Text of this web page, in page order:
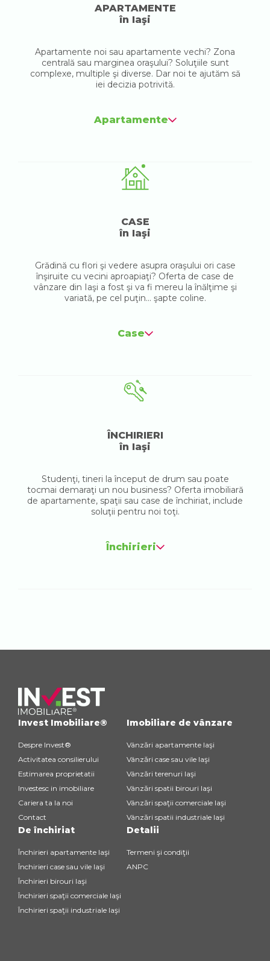
APARTAMENTE
în Iaşi
Apartamente noi sau apartamente vechi? Zona
centrală sau marginea oraşului? Soluţiile sunt
complexe, multiple şi diverse. Dar noi te ajutăm să
iei decizia potrivită.
Apartamente
CASE
în Iaşi
Grădină cu flori şi vedere asupra oraşului ori case
înşiruite cu vecini aproapiaţi? Oferta de case de
vânzare din Iaşi a fost şi va fi mereu la înălţime şi
variată, pe cel puţin... şapte coline.
Case
ÎNCHIRIERI
în Iaşi
Studenţi, tineri la început de drum sau poate
tocmai demaraţi un nou business? Oferta imobiliară
de apartamente, spaţii sau case de închiriat, include
soluţii pentru noi toţi.
Închirieri
Invest Imobiliare®
Despre Invest®
Activitatea consilierului
Estimarea proprietatii
Investesc in imobiliare
Cariera ta la noi
Contact
Imobiliare de vânzare
Vânzări apartamente Iaşi
Vânzări case sau vile Iaşi
Vânzări terenuri Iaşi
Vânzări spatii birouri Iaşi
Vânzări spaţii comerciale Iaşi
Vânzări spatii industriale Iaşi
De închiriat
Închirieri apartamente Iaşi
Închirieri case sau vile Iaşi
Închirieri birouri Iaşi
Închirieri spaţii comerciale Iaşi
Închirieri spaţii industriale Iaşi
Detalii
Termeni şi condiţii
ANPC